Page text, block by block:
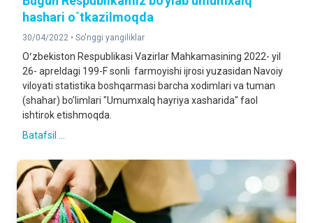
hashari o`tkazilmoqda
30/04/2022 • So'nggi yangiliklar
Oʻzbekiston Respublikasi Vazirlar Mahkamasining 2022- yil
26- apreldagi 199-F sonli farmoyishi ijrosi yuzasidan Navoiy
viloyati statistika boshqarmasi barcha xodimlari va tuman
(shahar) bo’limlari "Umumxalq hayriya xasharida" faol
ishtirok etishmoqda.
Batafsil ...